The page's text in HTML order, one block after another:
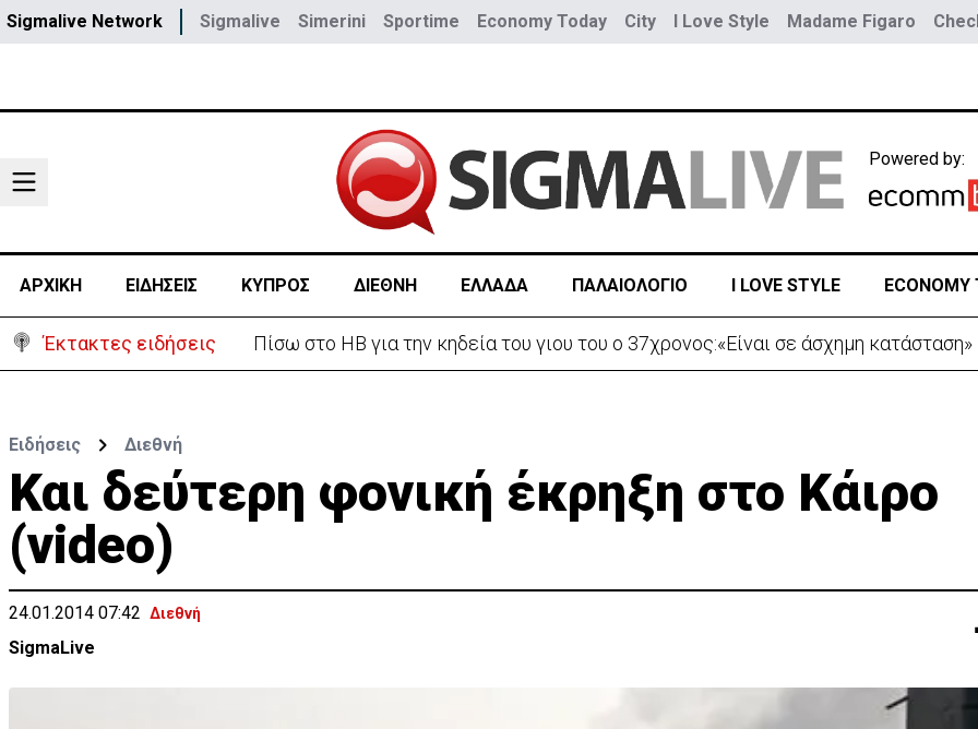
Sigmalive Network Sigmalive Simerini Sportime Economy Today City I Love Style Madame Figaro
Powered by:
ΑΡΧΙΚΗ ΕΙΔΗΣΕΙΣ ΚΥΠΡΟΣ ΔΙΕΘΝΗ ΕΛΛΑΔΑ ΠΑΛΑΙΟΛΟΓΙΟ I LOVE STYLE ECONOMY
Έκτακτες ειδήσεις «Ήταν πολύ στενά.. οπότε κατεβήκαμε και σταθήκαμε ακριβώς πάνω απ’ το πτώμα»
Ειδήσεις Διεθνή
Και δεύτερη φονική έκρηξη στο Κάιρο
(video)
24.01.2014 07:42 Διεθνή
SigmaLive